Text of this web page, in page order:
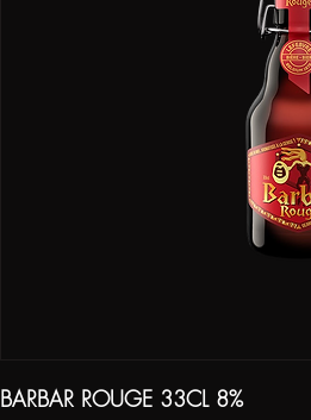
BARBAR ROUGE 33CL 8%